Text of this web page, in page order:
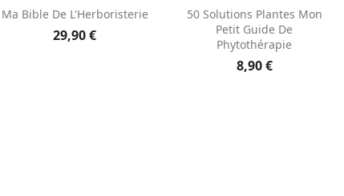
Aperçu rapide
Ma Bible De L'Herboristerie
29,90 €
Aperçu rapide
50 Solutions Plantes Mon
Petit Guide De
Phytothérapie
8,90 €